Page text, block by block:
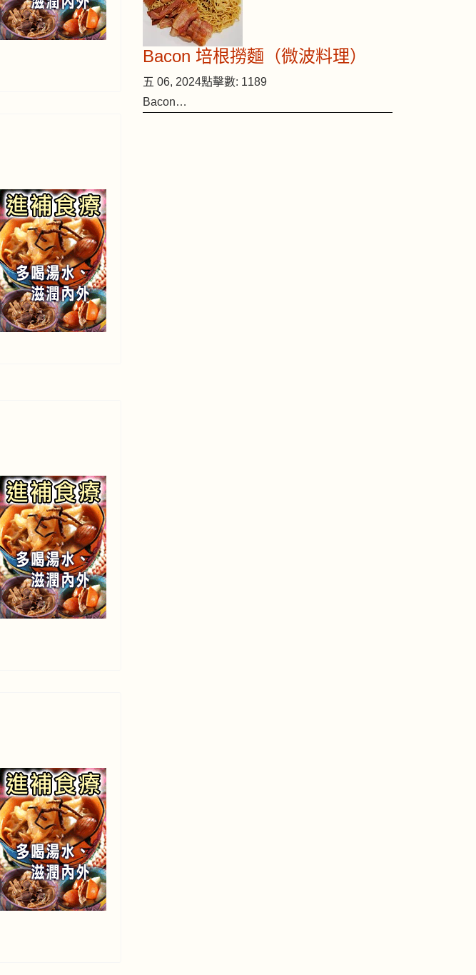
Bacon 培根撈麵（微波料理）
五 06, 2024點擊數: 1189
Bacon…